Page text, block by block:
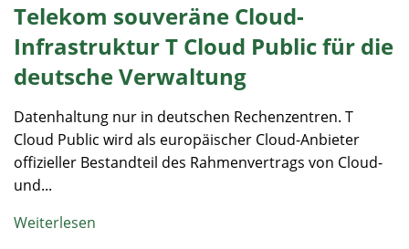
Telekom souveräne Cloud-
Infrastruktur T Cloud Public für die
deutsche Verwaltung
Datenhaltung nur in deutschen Rechenzentren. T
Cloud Public wird als europäischer Cloud-Anbieter
offizieller Bestandteil des Rahmenvertrags von Cloud-
und...
Weiterlesen